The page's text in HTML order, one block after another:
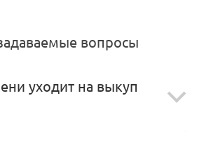
вопросы
уходит на выкуп